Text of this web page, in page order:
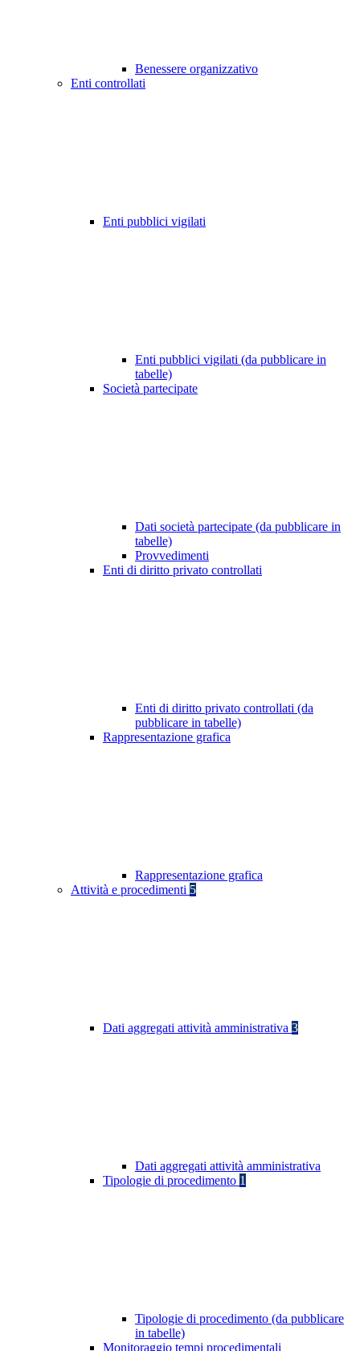
Benessere organizzativo
Enti controllati
Enti pubblici vigilati
Enti pubblici vigilati (da pubblicare in
tabelle)
Società partecipate
Dati società partecipate (da pubblicare in
tabelle)
Provvedimenti
Enti di diritto privato controllati
Enti di diritto privato controllati (da
pubblicare in tabelle)
Rappresentazione grafica
Rappresentazione grafica
Attività e procedimenti 5
Dati aggregati attività amministrativa 3
Dati aggregati attività amministrativa
Tipologie di procedimento 1
Tipologie di procedimento (da pubblicare
in tabelle)
Monitoraggio tempi procedimentali